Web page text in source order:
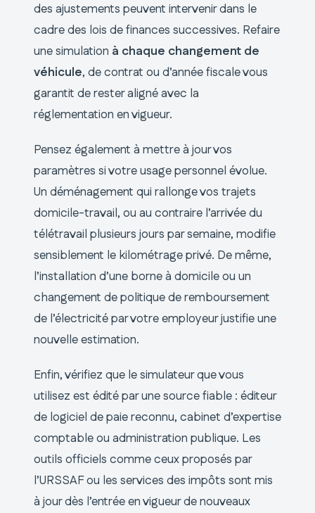
des ajustements peuvent intervenir dans le
cadre des lois de finances successives. Refaire
une simulation à chaque changement de
véhicule, de contrat ou d’année fiscale vous
garantit de rester aligné avec la
réglementation en vigueur.
Pensez également à mettre à jour vos
paramètres si votre usage personnel évolue.
Un déménagement qui rallonge vos trajets
domicile-travail, ou au contraire l’arrivée du
télétravail plusieurs jours par semaine, modifie
sensiblement le kilométrage privé. De même,
l’installation d’une borne à domicile ou un
changement de politique de remboursement
de l’électricité par votre employeur justifie une
nouvelle estimation.
Enfin, vérifiez que le simulateur que vous
utilisez est édité par une source fiable : éditeur
de logiciel de paie reconnu, cabinet d’expertise
comptable ou administration publique. Les
outils officiels comme ceux proposés par
l’URSSAF ou les services des impôts sont mis
à jour dès l’entrée en vigueur de nouveaux